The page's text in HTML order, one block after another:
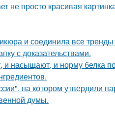
не просто красивая
и соединила все тренды
с доказательствами.
насыщают, и норму белка
на котором утвердили
думы.